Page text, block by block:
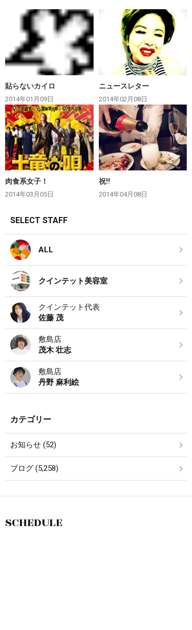
貼らないカイロ
2014年01月09日
ニュースレター
2014年02月08日
肉食系女子！
2014年03月05日
祝‼︎
2014年04月08日
SELECT STAFF
ALL
クインテット美容室
クインテット代表
佐藤 茂
敷島店
茂木 壮志
敷島店
丹野 麻利絵
カテゴリー
お知らせ (52)
ブログ (5,258)
SCHEDULE